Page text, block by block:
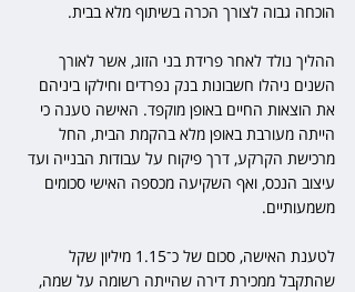
הוכחה גבוה לצורך הכרה בשיתוף מלא בבית.
ההליך נולד לאחר פרידת בני הזוג, אשר לאורך
השנים ניהלו חשבונות בנק נפרדים וחילקו ביניהם
את הוצאות החיים באופן מוקפד. האישה טענה כי
הייתה מעורבת באופן מלא בהקמת הבית, החל
מרכישת הקרקע, דרך פיקוח על עבודות הבנייה ועד
עיצוב הנכס, ואף השקיעה מכספה האישי סכומים
משמעותיים.
לטענת האישה, סכום של כ־1.15 מיליון שקל
שהתקבל ממכירת דירה שהייתה רשומה על שמה,